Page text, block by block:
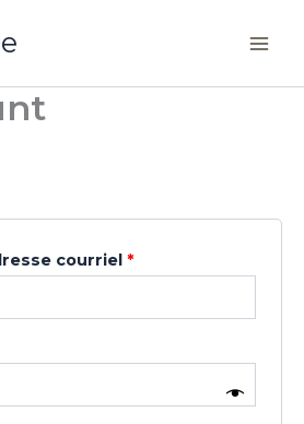
courriel *